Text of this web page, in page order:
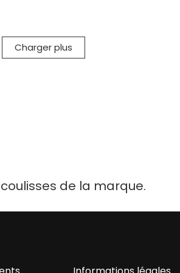
Charger plus
de la marque.